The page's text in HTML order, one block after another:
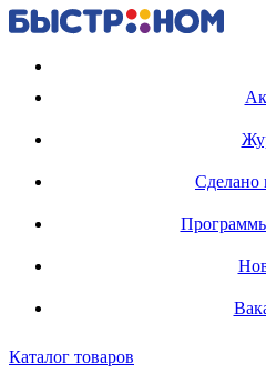
Сделано
Каталог товаров